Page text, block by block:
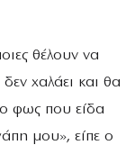
θέλουν να
χαλάει και θα
φως που είδα
μου», είπε ο